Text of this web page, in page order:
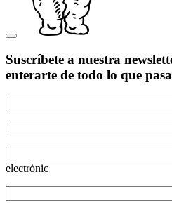
Suscríbete a nuestra
enterarte de todo lo que
electrònic